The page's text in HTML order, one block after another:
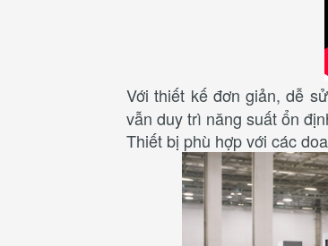
Với thiết kế đơn giản, dễ
vẫn duy trì năng suất ổn
Thiết bị phù hợp với các